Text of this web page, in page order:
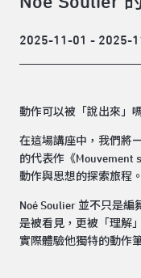
2025-11-01 - 2025-
動作可以被「說出來」
在這場講座中，我們將
的代表作《Mouvement
動作與思想的探索旅程。
Noé Soulier 並不只是編
是被看見，更被「理解
實際體驗他獨特的動作